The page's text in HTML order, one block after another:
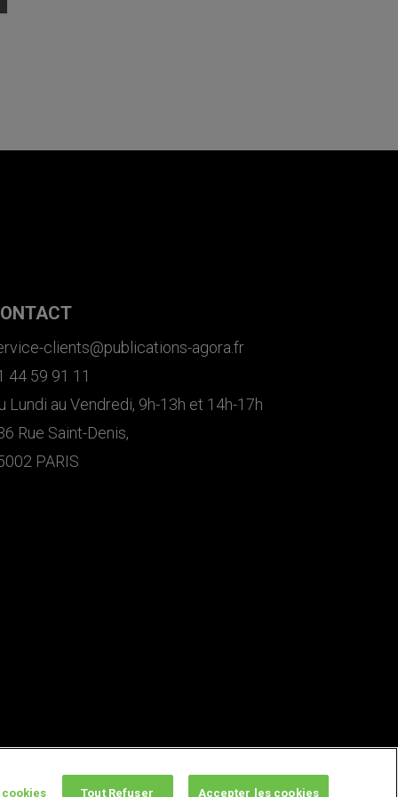
clients@publications-agora.fr
44 59 91 11
Lundi au Vendredi, 9h-13h et 14h-17h
Rue Saint-Denis,
PARIS
Tout Refuser Accepter les cookies